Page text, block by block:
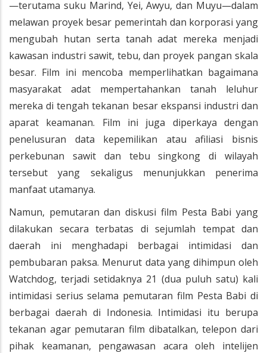
—terutama suku Marind, Yei, Awyu, dan Muyu—dalam
melawan proyek besar pemerintah dan korporasi yang
mengubah hutan serta tanah adat mereka menjadi
kawasan industri sawit, tebu, dan proyek pangan skala
besar. Film ini mencoba memperlihatkan bagaimana
masyarakat adat mempertahankan tanah leluhur
mereka di tengah tekanan besar ekspansi industri dan
aparat keamanan. Film ini juga diperkaya dengan
penelusuran data kepemilikan atau afiliasi bisnis
perkebunan sawit dan tebu singkong di wilayah
tersebut yang sekaligus menunjukkan penerima
manfaat utamanya.
Namun, pemutaran dan diskusi film Pesta Babi yang
dilakukan secara terbatas di sejumlah tempat dan
daerah ini menghadapi berbagai intimidasi dan
pembubaran paksa. Menurut data yang dihimpun oleh
Watchdog, terjadi setidaknya 21 (dua puluh satu) kali
intimidasi serius selama pemutaran film Pesta Babi di
berbagai daerah di Indonesia. Intimidasi itu berupa
tekanan agar pemutaran film dibatalkan, telepon dari
pihak keamanan, pengawasan acara oleh intelijen